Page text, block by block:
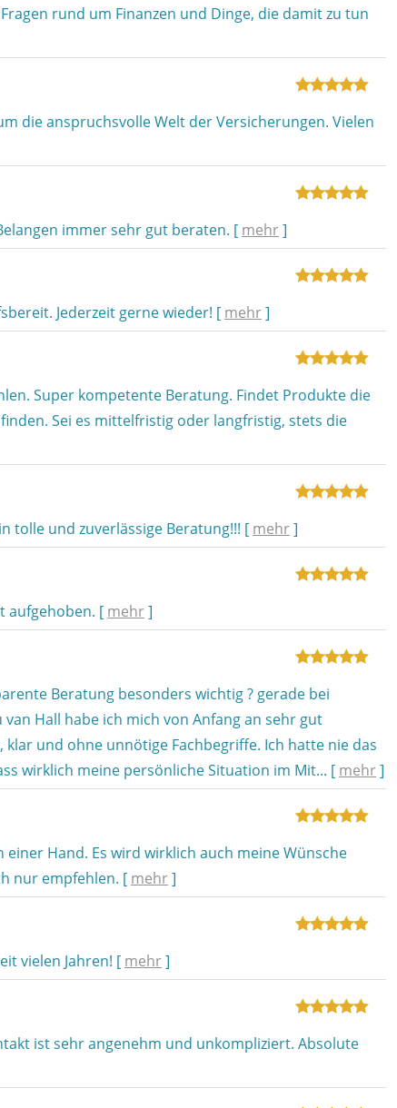
rund um Finanzen und Dinge, die damit zu tun
die anspruchsvolle Welt der Versicherungen. Vielen
immer sehr gut beraten. [ mehr]
Jederzeit gerne wieder! [ mehr]
Super kompetente Beratung. Findet Produkte die
Sei es mittelfristig oder langfristig, stets die
tolle und zuverlässige Beratung!!! [ mehr]
aufgehoben. [ mehr]
Beratung besonders wichtig ? gerade bei
Hall habe ich mich von Anfang an sehr gut
und ohne unnötige Fachbegriffe. Ich hatte nie das
wirklich meine persönliche Situation im Mit... [ mehr]
Hand. Es wird wirklich auch meine Wünsche
nur empfehlen. [ mehr]
vielen Jahren! [ mehr]
ist sehr angenehm und unkompliziert. Absolute